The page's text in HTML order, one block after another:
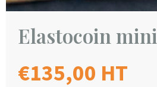
Elastocoin mini
€135,00 HT